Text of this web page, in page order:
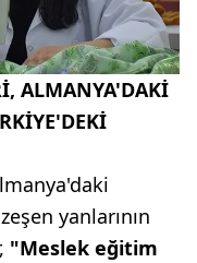
ALMANYA'DAKİ
yanlarının
"Meslek eğitim